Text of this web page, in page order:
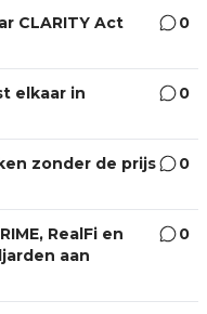
CLARITY Act
0
elkaar in
0
zonder de prijs
0
RealFi en
aan
0